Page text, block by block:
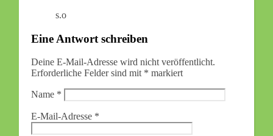
s.o
Eine Antwort schreiben
Deine E-Mail-Adresse wird nicht veröffentlicht.
Erforderliche Felder sind mit * markiert
Name *
E-Mail-Adresse *